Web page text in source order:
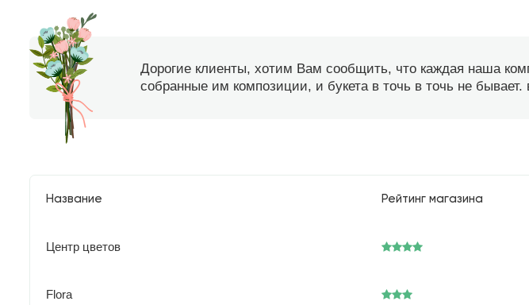
Дорогие клиенты, хотим Вам сообщить, что каждая наша
собранные им композиции, и букета в точь в точь не
Название Рейтинг магазина
Центр цветов
Flora